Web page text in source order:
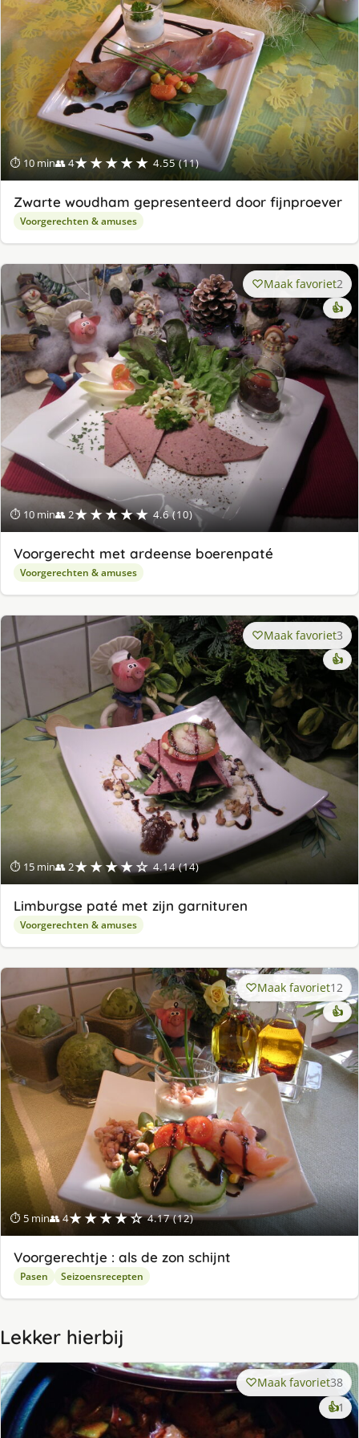
⏱ 10 min👥 4★★★★★ 4.55 (11)
Zwarte woudham gepresenteerd door fijnproever
Voorgerechten & amuses
⏱ 10 min👥 2★★★★★ 4.6 (10)
Maak favoriet2
👍
Voorgerecht met ardeense boerenpaté
Voorgerechten & amuses
⏱ 15 min👥 2★★★★☆ 4.14 (14)
Maak favoriet3
👍
Limburgse paté met zijn garnituren
Voorgerechten & amuses
⏱ 5 min👥 4★★★★☆ 4.17 (12)
Maak favoriet12
👍
Voorgerechtje : als de zon schijnt
Pasen Seizoensrecepten
Lekker hierbij
Maak favoriet38
👍1